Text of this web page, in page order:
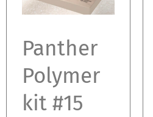
Panther
Polymer
kit #15